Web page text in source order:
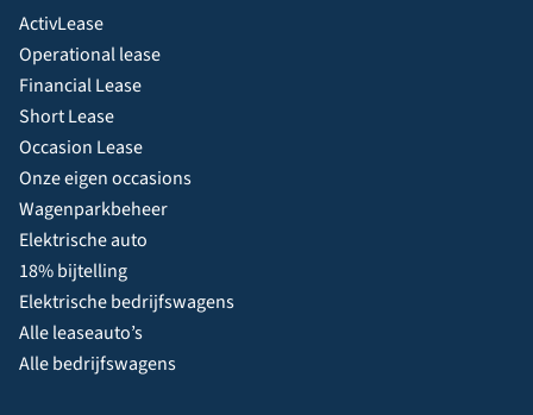
ActivLease
Operational lease
Financial Lease
Short Lease
Occasion Lease
Onze eigen occasions
Wagenparkbeheer
Elektrische auto
18% bijtelling
Elektrische bedrijfswagens
Alle leaseauto’s
Alle bedrijfswagens